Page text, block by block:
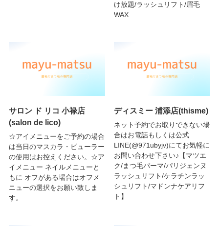
け放題/ラッシュリフト/眉毛
WAX
サロン ド リコ 小禄店
(salon de lico)
☆アイメニューをご予約の場合
は当日のマスカラ・ビューラー
の使用はお控えください。☆ア
イメニュー ネイルメニューと
もに オフがある場合はオフメ
ニューの選択をお願い致しま
す。
ディスミー 浦添店(thisme)
ネット予約でお取りできない場
合はお電話もしくは公式
LINE(@971ubyjv)にてお気軽に
お問い合わせ下さい♪【マツエ
ク/まつ毛パーマ/パリジェンヌ
ラッシュリフト/ケラチンラッ
シュリフト/マドンナケアリフ
ト】